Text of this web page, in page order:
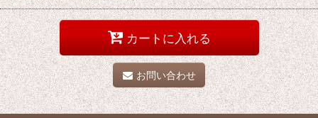
カートに入れる
お問い合わせ